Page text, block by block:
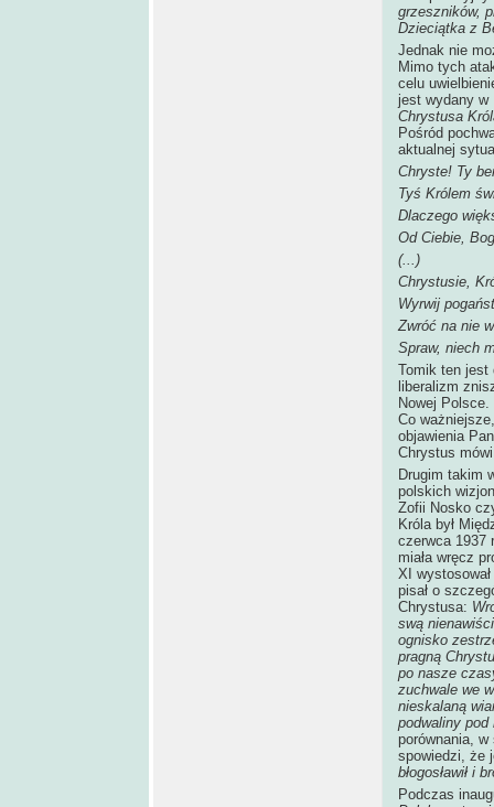
grzeszników,
Dzieciątka z
Jednak nie
Mimo tych
celu
jest wydany w
Chrystusa
Pośród
aktualnej
Chryste! Ty
Tyś Królem
Dlaczego
Od Ciebie,
(...)
Chrystusie,
Wyrwij
Zwróć na nie
Spraw, niech
Tomik ten jest
liberalizm
Nowej
Co
objawienia
Chrystus
Drugim takim
polskich
Zofii Nosko
Króla był
czerwca 1937
miała wręcz
XI
pisał o
Chrystusa:
swą
ognisko
pragną
po nasze
zuchwale we
nieskalaną
podwaliny pod
porównania, w
spowiedzi, że
błogosławił i
Podczas